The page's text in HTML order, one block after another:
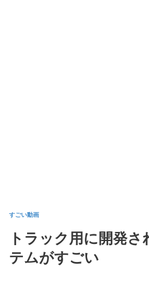
すごい動画
トラック用に開発
テムがすごい